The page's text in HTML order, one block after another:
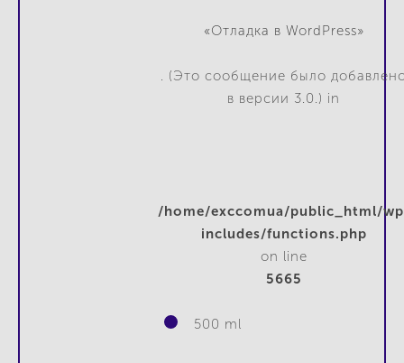
«Отладка в WordPress»
. (Это сообщение было
в версии 3.0.) in
/home/exccomua/public_html/
includes/functions.php
on line
5665
500 ml